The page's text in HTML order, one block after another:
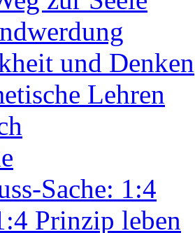
und Denken
Lehren
Sache: 1:4
Prinzip leben